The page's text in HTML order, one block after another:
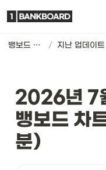
뱅보드 차트 /
2026년 7
뱅보드 차
분)